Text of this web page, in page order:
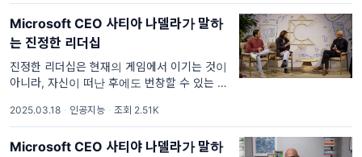
Rowan Cheung과 진행하여 2025년 5월 22
일 공개된 인터뷰 내용을 리뷰해봤습니다....
Microsoft CEO 사티아 나델라가 말하
는 진정한 리더십
진정한 리더십은 현재의 게임에서 이기는 것이
아니라, 자신이 떠난 후에도 번창할 수 있는 기
티아 나델라가 스타트업 인큐베이터 South
Park Commons와 진행하여 2025년 3월 8일
공개된 인터뷰 내용을 리뷰해봤습니다....
2025.03.18 · 인공지능 · 조회 2.51K
Microsoft CEO 사티야 나델라가 말하